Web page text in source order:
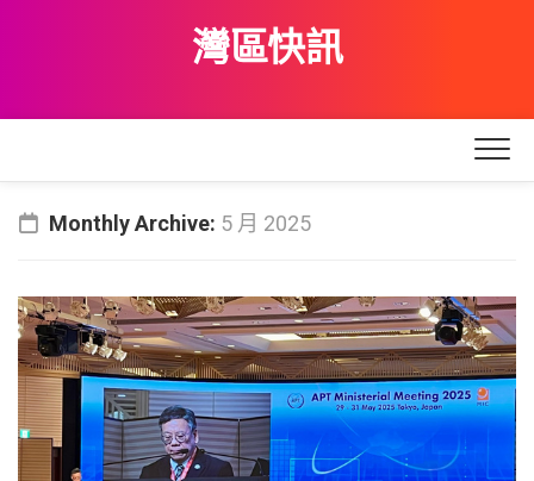
灣區快訊
Monthly Archive: 5 月 2025